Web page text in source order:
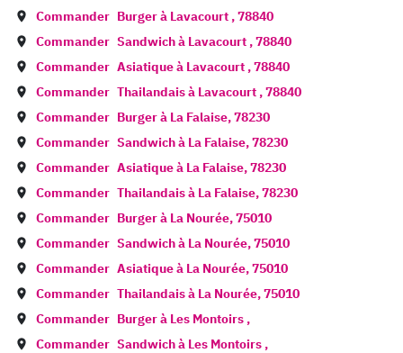
Commander Burger à Lavacourt ,78840
Commander Sandwich à Lavacourt ,78840
Commander Asiatique à Lavacourt ,78840
Commander Thailandais à Lavacourt ,78840
Commander Burger à La Falaise,78230
Commander Sandwich à La Falaise,78230
Commander Asiatique à La Falaise,78230
Commander Thailandais à La Falaise,78230
Commander Burger à La Nourée,75010
Commander Sandwich à La Nourée,75010
Commander Asiatique à La Nourée,75010
Commander Thailandais à La Nourée,75010
Commander Burger à Les Montoirs ,
Commander Sandwich à Les Montoirs ,